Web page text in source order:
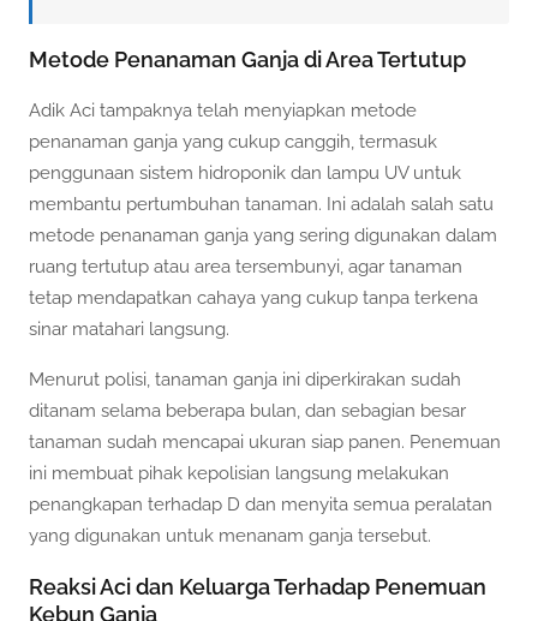
Metode Penanaman Ganja di Area Tertutup
Adik Aci tampaknya telah menyiapkan metode
penanaman ganja yang cukup canggih, termasuk
penggunaan sistem hidroponik dan lampu UV untuk
membantu pertumbuhan tanaman. Ini adalah salah satu
metode penanaman ganja yang sering digunakan dalam
ruang tertutup atau area tersembunyi, agar tanaman
tetap mendapatkan cahaya yang cukup tanpa terkena
sinar matahari langsung.
Menurut polisi, tanaman ganja ini diperkirakan sudah
ditanam selama beberapa bulan, dan sebagian besar
tanaman sudah mencapai ukuran siap panen. Penemuan
ini membuat pihak kepolisian langsung melakukan
penangkapan terhadap D dan menyita semua peralatan
yang digunakan untuk menanam ganja tersebut.
Reaksi Aci dan Keluarga Terhadap Penemuan
Kebun Ganja